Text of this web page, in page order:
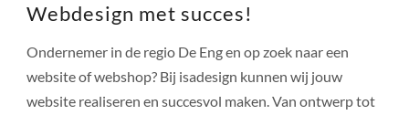
Webdesign met succes!
Ondernemer in de regio De Engen op zoek naar een
website of webshop? Bij isadesign kunnen wij jouw
website realiseren en succesvol maken. Van ontwerp tot